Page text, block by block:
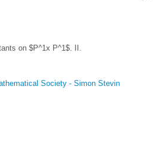
on $P^1x P^1$. II.
Society - Simon Stevin